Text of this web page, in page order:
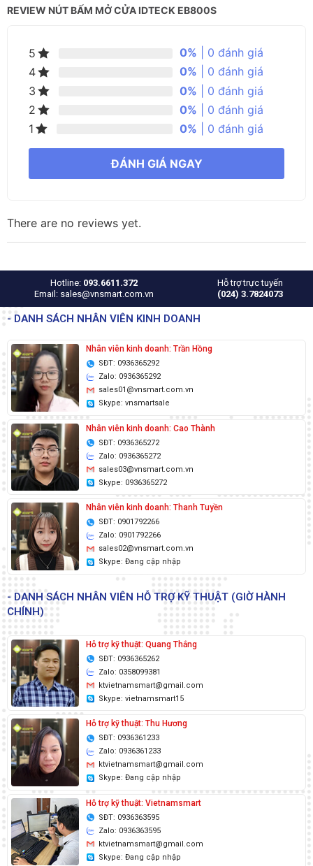
REVIEW NÚT BẤM MỞ CỬA IDTECK EB800S
5 0% | 0 đánh giá
4
0% | 0 đánh giá
3
0% | 0 đánh giá
2
0% | 0 đánh giá
1
0% | 0 đánh giá
ĐÁNH GIÁ NGAY
There are no reviews yet.
Hotline: 093.6611.372
Email: sales@vnsmart.com.vn
Hỗ trợ trực tuyến
(024) 3.7824073
- DANH SÁCH NHÂN VIÊN KINH DOANH
Nhân viên kinh doanh: Trần Hồng
SĐT: 0936365292
Zalo: 0936365292
sales01@vnsmart.com.vn
Skype: vnsmartsale
Nhân viên kinh doanh: Cao Thành
SĐT: 0936365272
Zalo: 0936365272
sales03@vnsmart.com.vn
Skype: 0936365272
Nhân viên kinh doanh: Thanh Tuyền
SĐT: 0901792266
Zalo: 0901792266
sales02@vnsmart.com.vn
Skype: Đang cập nhập
- DANH SÁCH NHÂN VIÊN HỖ TRỢ KỸ THUẬT (GIỜ HÀNH
CHÍNH)
Hỗ trợ kỹ thuật: Quang Thắng
SĐT: 0936365262
Zalo: 0358099381
ktvietnamsmart@gmail.com
Skype: vietnamsmart15
Hỗ trợ kỹ thuật: Thu Hương
SĐT: 0936361233
Zalo: 0936361233
ktvietnamsmart@gmail.com
Skype: Đang cập nhập
Hỗ trợ kỹ thuật: Vietnamsmart
SĐT: 0936363595
Zalo: 0936363595
ktvietnamsmart@gmail.com
Skype: Đang cập nhập